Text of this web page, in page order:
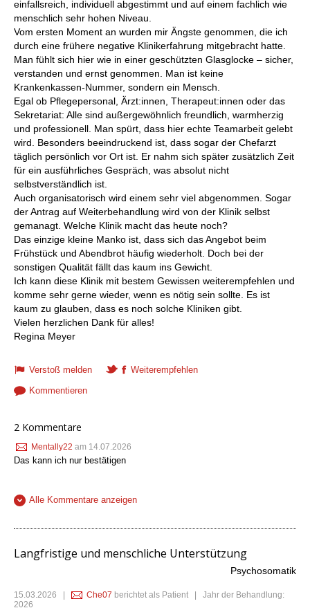
einfallsreich, individuell abgestimmt und auf einem fachlich wie
menschlich sehr hohen Niveau.
Vom ersten Moment an wurden mir Ängste genommen, die ich
durch eine frühere negative Klinik­erfahrung mitgebracht hatte.
Man fühlt sich hier wie in einer geschützten Glasglocke – sicher,
verstanden und ernst genommen. Man ist keine
Krankenkassen-Nummer, sondern ein Mensch.
Egal ob Pflegepersonal, Ärzt:innen, Therapeut:innen oder das
Sekretariat: Alle sind außergewöhnlich freundlich, warmherzig
und professionell. Man spürt, dass hier echte Teamarbeit gelebt
wird. Besonders beeindruckend ist, dass sogar der Chefarzt
täglich persönlich vor Ort ist. Er nahm sich später zusätzlich Zeit
für ein ausführliches Gespräch, was absolut nicht
selbstverständlich ist.
Auch organisatorisch wird einem sehr viel abgenommen. Sogar
der Antrag auf Weiterbehandlung wird von der Klinik selbst
gemanagt. Welche Klinik macht das heute noch?
Das einzige kleine Manko ist, dass sich das Angebot beim
Frühstück und Abendbrot häufig wiederholt. Doch bei der
sonstigen Qualität fällt das kaum ins Gewicht.
Ich kann diese Klinik mit bestem Gewissen weiterempfehlen und
komme sehr gerne wieder, wenn es nötig sein sollte. Es ist
kaum zu glauben, dass es noch solche Kliniken gibt.
Vielen herzlichen Dank für alles!
Regina Meyer
Verstoß melden
Weiterempfehlen
Kommentieren
2 Kommentare
Mentally22 am 14.07.2026
Das kann ich nur bestätigen
Alle Kommentare anzeigen
Langfristige und menschliche Unterstützung
Psychosomatik
15.03.2026 | Che07 berichtet als Patient | Jahr der Behandlung:
2026